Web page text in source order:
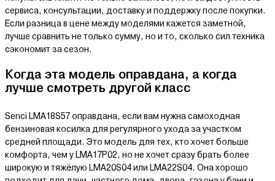
сервиса, консультации, доставку и поддержку после покупки.
Если разница в цене между моделями кажется заметной,
лучше сравнить не только сумму, но и то, сколько сил техника
сэкономит за сезон.
Когда эта модель оправдана, а когда
лучше смотреть другой класс
Senci LMA18S57 оправдана, если вам нужна самоходная
бензиновая косилка для регулярного ухода за участком
средней площади. Это модель для тех, кто хочет больше
комфорта, чем у LMA17P02, но не хочет сразу брать более
широкую и тяжёлую LMA20S04 или LMA22S04. Она хорошо